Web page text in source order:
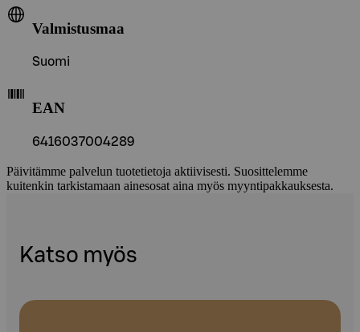
Valmistusmaa
Suomi
EAN
6416037004289
Päivitämme palvelun tuotetietoja aktiivisesti. Suosittelemme
kuitenkin tarkistamaan ainesosat aina myös myyntipakkauksesta.
Katso myös